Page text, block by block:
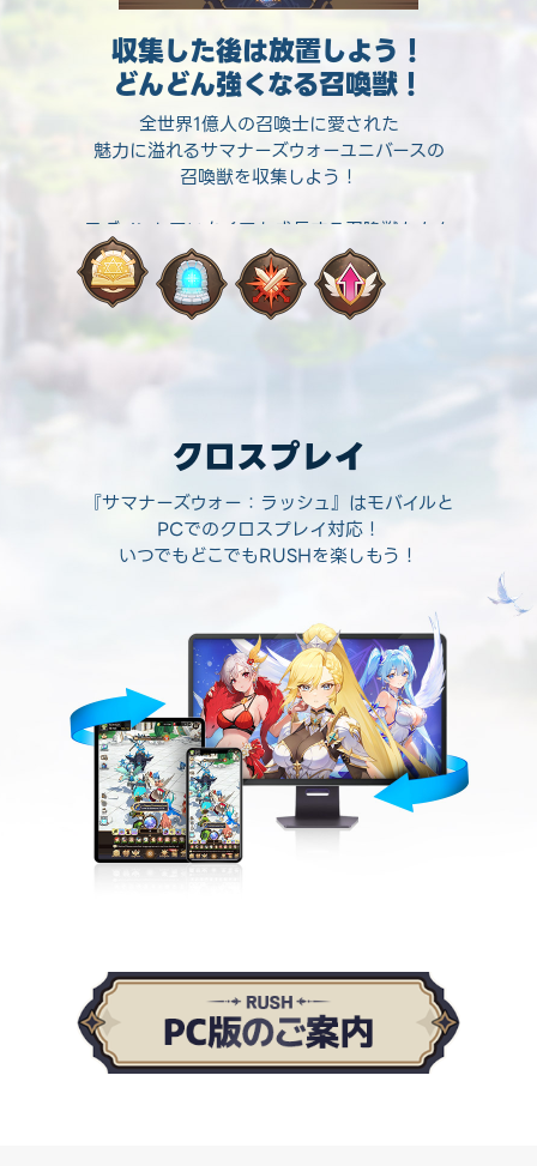
収集した後は放置しよう！
どんどん強くなる召喚獣！
全世界1億人の召喚士に愛された
魅力に溢れるサマナーズウォーユニバースの
召喚獣を収集しよう！
ログインしていなくても成長する召喚獣たちを
コレクションして
便利で簡単に、強力な召喚獣デッキを構成しよ
う！
クロスプレイ
『サマナーズウォー：ラッシュ』はモバイルと
PCでのクロスプレイ対応！
いつでもどこでもRUSHを楽しもう！